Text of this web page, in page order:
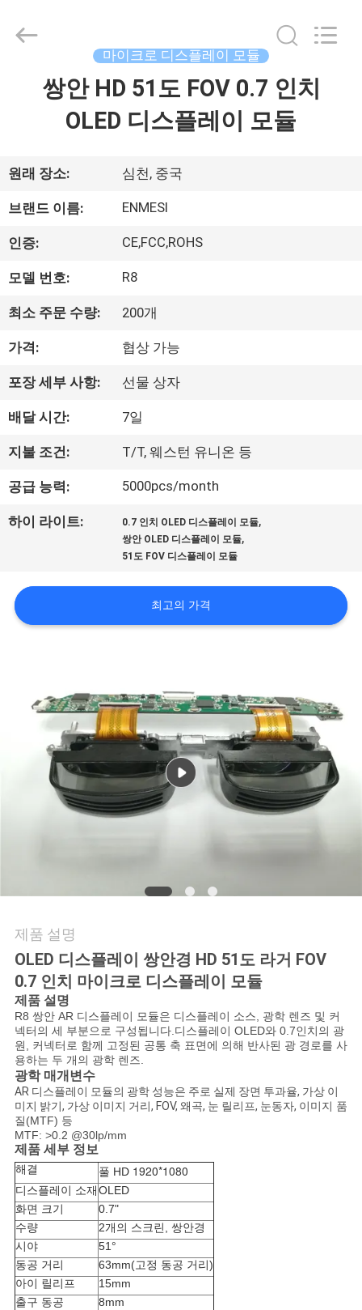
품
우
리
하
여
공
장
여
품
인
용
문
을
요
구
하
세
요
SHOPPING
ONLINE
2026
Shenzhen
마이크로 디스플레이 모듈
쌍안 HD 51도 FOV 0.7 인치
OLED 디스플레이 모듈
원래 장소: 심천, 중국
브랜드 이름: ENMESI
인증: CE,FCC,ROHS
모델 번호: R8
최소 주문 수량: 200개
가격: 협상 가능
포장 세부 사항: 선물 상자
배달 시간: 7일
지불 조건: T/T, 웨스턴 유니온 등
공급 능력: 5000pcs/month
하이 라이트: 0.7 인치 OLED 디스플레이 모듈,
쌍안 OLED 디스플레이 모듈,
51도 FOV 디스플레이 모듈
최고의 가격
제품 설명
OLED 디스플레이 쌍안경 HD 51도 라거 FOV
0.7 인치 마이크로 디스플레이 모듈
제품 설명
R8 쌍안 AR 디스플레이 모듈은 디스플레이 소스, 광학 렌즈 및 커
넥터의 세 부분으로 구성됩니다.디스플레이 OLED와 0.7인치의 광
원, 커넥터로 함께 고정된 공통 축 표면에 의해 반사된 광 경로를 사
용하는 두 개의 광학 렌즈.
광학 매개변수
AR 디스플레이 모듈의 광학 성능은 주로 실제 장면 투과율, 가상 이
미지 밝기, 가상 이미지 거리, FOV, 왜곡, 눈 릴리프, 눈동자, 이미지 품
질(MTF) 등
MTF: >0.2 @30lp/mm
제품 세부 정보
해결 풀 HD 1920*1080
디스플레이 소재OLED
화면 크기
0.7"
수량
2개의 스크린, 쌍안경
시야
51°
동공 거리
63mm(고정 동공 거리)
아이 릴리프
15mm
출구 동공
8mm